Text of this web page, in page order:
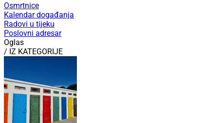
Osmrtnice
Kalendar događanja
Radovi u tijeku
Poslovni adresar
Oglas
/ IZ KATEGORIJE